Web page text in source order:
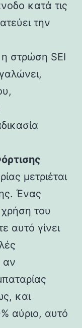
κατά τις
την
στρώση SEI
μετριέται
Ένας
του
αυτό γίνει
αν
και
αύριο, αυτό